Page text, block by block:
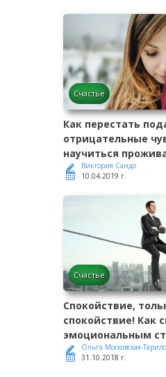
Счастье
Как перестать
отрицательные
научиться
Виктория Сандо
10.04.2019 г.
Счастье
Спокойствие,
спокойствие! Как
эмоциональным
Ольга Московская-
31.10.2018 г.